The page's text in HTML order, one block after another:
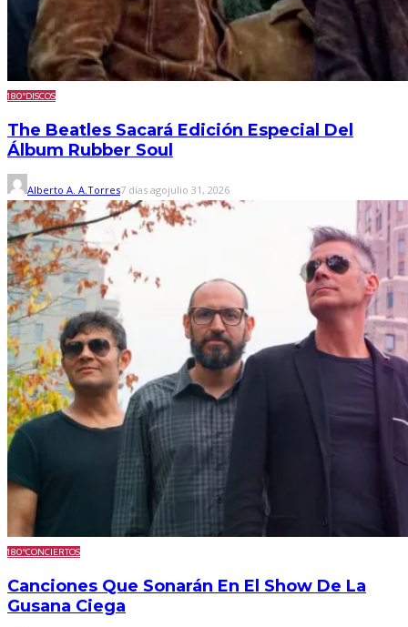
180ºDISCOS
The Beatles Sacará Edición Especial Del
Álbum Rubber Soul
Alberto A. A.Torres7 días agojulio 31, 2026
180ºCONCIERTOS
Canciones Que Sonarán En El Show De La
Gusana Ciega